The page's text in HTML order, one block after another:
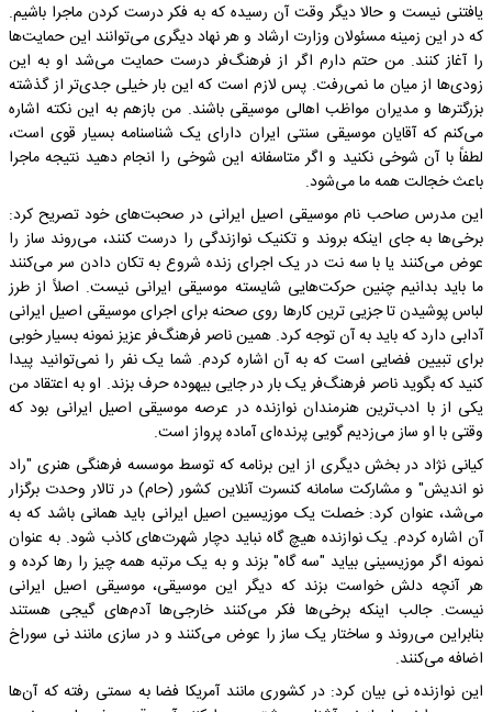
یافتنی نیست و حالا دیگر وقت آن رسیده که به فکر درست کردن ماجرا باشیم.
که در این زمینه مسئولان وزارت ارشاد و هر نهاد دیگری می‌توانند این حمایت‌ها
را آغاز کنند. من حتم دارم اگر از فرهنگ‌فر درست حمایت می‌شد او به این
زودی‌ها از میان ما نمی‌رفت. پس لازم است که این بار خیلی جدی‌تر از گذشته
بزرگترها و مدیران مواظب اهالی موسیقی باشند. من بازهم به این نکته اشاره
می‌کنم که آقایان موسیقی سنتی ایران دارای یک شناسنامه بسیار قوی است،
لطفاً با آن شوخی نکنید و اگر متاسفانه این شوخی را انجام دهید نتیجه ماجرا
باعث خجالت همه ما می‌شود.
این مدرس صاحب نام موسیقی اصیل ایرانی در صحبت‌های خود تصریح کرد:
برخی‌ها به جای اینکه بروند و تکنیک نوازندگی را درست کنند، می‌روند ساز را
عوض می‌کنند یا با سه نت در یک اجرای زنده شروع به تکان دادن سر می‌کنند
ما باید بدانیم چنین حرکت‌هایی شایسته موسیقی ایرانی نیست. اصلاً از طرز
لباس پوشیدن تا جزیی ترین کارها روی صحنه برای اجرای موسیقی اصیل ایرانی
آدابی دارد که باید به آن توجه کرد. همین ناصر فرهنگ‌فر عزیز نمونه بسیار خوبی
برای تبیین فضایی است که به آن اشاره کردم. شما یک نفر را نمی‌توانید پیدا
کنید که بگوید ناصر فرهنگ‌فر یک بار در جایی بیهوده حرف بزند. او به اعتقاد من
یکی از با ادب‌ترین هنرمندان نوازنده در عرصه موسیقی اصیل ایرانی بود که
وقتی با او ساز می‌زدیم گویی پرنده‌ای آماده پرواز است.
کیانی نژاد در بخش دیگری از این برنامه که توسط موسسه فرهنگی هنری "راد
نو اندیش" و مشارکت سامانه کنسرت آنلاین کشور (حام) در تالار وحدت برگزار
می‌شد، عنوان کرد: خصلت یک موزیسین اصیل ایرانی باید همانی باشد که به
آن اشاره کردم. یک نوازنده هیچ گاه نباید دچار شهرت‌های کاذب شود. به عنوان
نمونه اگر موزیسینی بیاید "سه گاه" بزند و به یک مرتبه همه چیز را رها کرده و
هر آنچه دلش خواست بزند که دیگر این موسیقی، موسیقی اصیل ایرانی
نیست. جالب اینکه برخی‌ها فکر می‌کنند خارجی‌ها آدم‌های گیجی هستند
بنابراین می‌روند و ساختار یک ساز را عوض می‌کنند و در سازی مانند نی سوراخ
اضافه می‌کنند.
این نوازنده نی بیان کرد: در کشوری مانند آمریکا فضا به سمتی رفته که آن‌ها